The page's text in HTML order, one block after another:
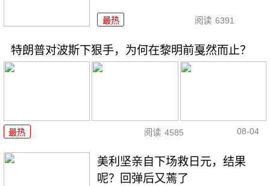
最热 阅读 6391
特朗普对波斯下狠手，为何在黎明前戛然而止？
最热 阅读 4585 08-04
美利坚亲自下场救日元，结果
呢？回弹后又蔫了